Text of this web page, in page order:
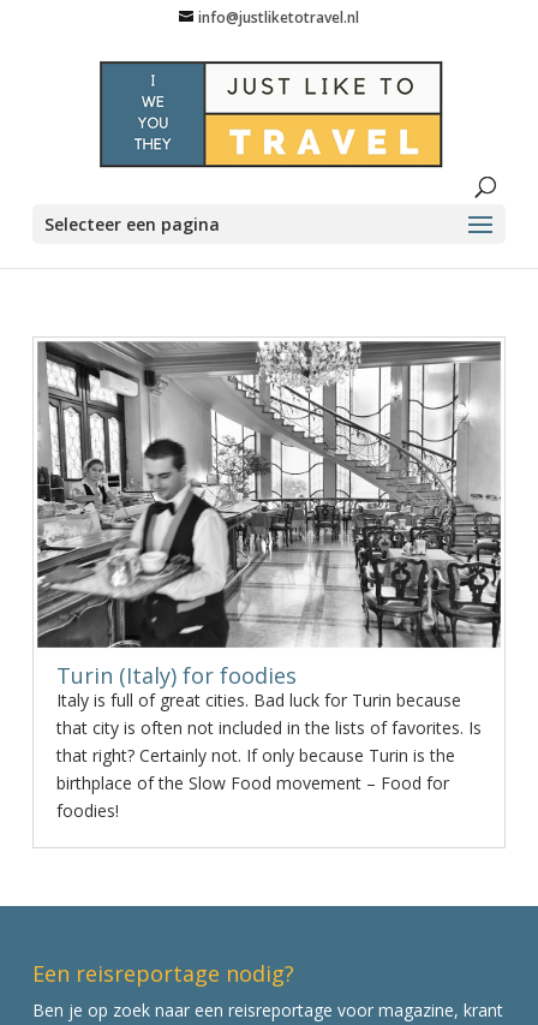
info@justliketotravel.nl
Selecteer een pagina
Turin (Italy) for foodies
Italy is full of great cities. Bad luck for Turin because
that city is often not included in the lists of favorites. Is
that right? Certainly not. If only because Turin is the
birthplace of the Slow Food movement – Food for
foodies!
Een reisreportage nodig?
Ben je op zoek naar een reisreportage voor magazine, krant